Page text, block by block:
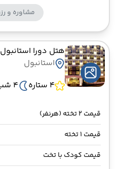
مشاوره و
هتل دورا استانبول
استانبول
4 ستاره
4 شب
قیمت 2 تخته (هرنفر)
قیمت 1 تخته
قیمت کودک با تخت